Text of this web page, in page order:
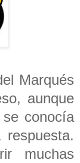
Marqués
aunque
conocía
muchas